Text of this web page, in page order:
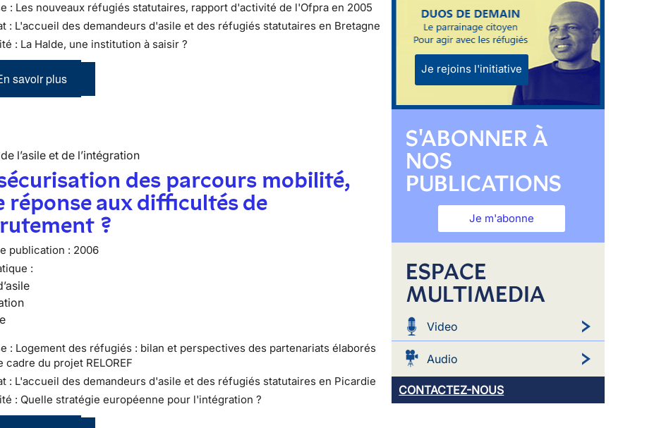
: Les nouveaux réfugiés statutaires, rapport d'activité de l'Ofpra en 2005
: L'accueil des demandeurs d'asile et des réfugiés statutaires en Bretagne
: La Halde, une institution à saisir ?
savoir plus
l’asile et de l’intégration
des parcours mobilité,
réponse aux difficultés de
?
publication : 2006
:
: Logement des réfugiés : bilan et perspectives des partenariats élaborés
cadre du projet RELOREF
: L'accueil des demandeurs d'asile et des réfugiés statutaires en Picardie
: Quelle stratégie européenne pour l'intégration ?
Je rejoins l'initiative
S'ABONNER À
NOS
PUBLICATIONS
Je m'abonne
ESPACE
MULTIMEDIA
Video
Audio
CONTACTEZ-NOUS